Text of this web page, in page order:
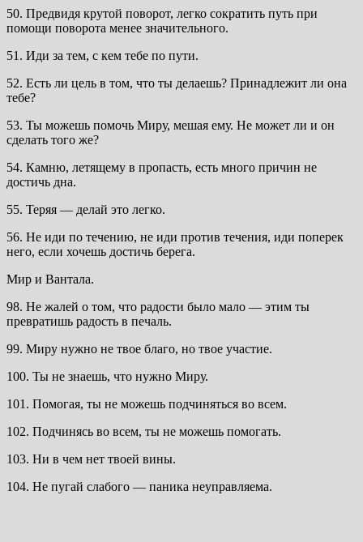
50. Предвидя крутой поворот, легко сократить путь при
помощи поворота менее значительного.
51. Иди за тем, с кем тебе по пути.
52. Есть ли цель в том, что ты делаешь? Принадлежит ли она
тебе?
53. Ты можешь помочь Миру, мешая ему. Не может ли и он
сделать того же?
54. Камню, летящему в пропасть, есть много причин не
достичь дна.
55. Теряя — делай это легко.
56. Не иди по течению, не иди против течения, иди поперек
него, если хочешь достичь берега.
Мир и Вантала.
98. Не жалей о том, что радости было мало — этим ты
превратишь радость в печаль.
99. Миру нужно не твое благо, но твое участие.
100. Ты не знаешь, что нужно Миру.
101. Помогая, ты не можешь подчиняться во всем.
102. Подчинясь во всем, ты не можешь помогать.
103. Ни в чем нет твоей вины.
104. Не пугай слабого — паника неуправляема.